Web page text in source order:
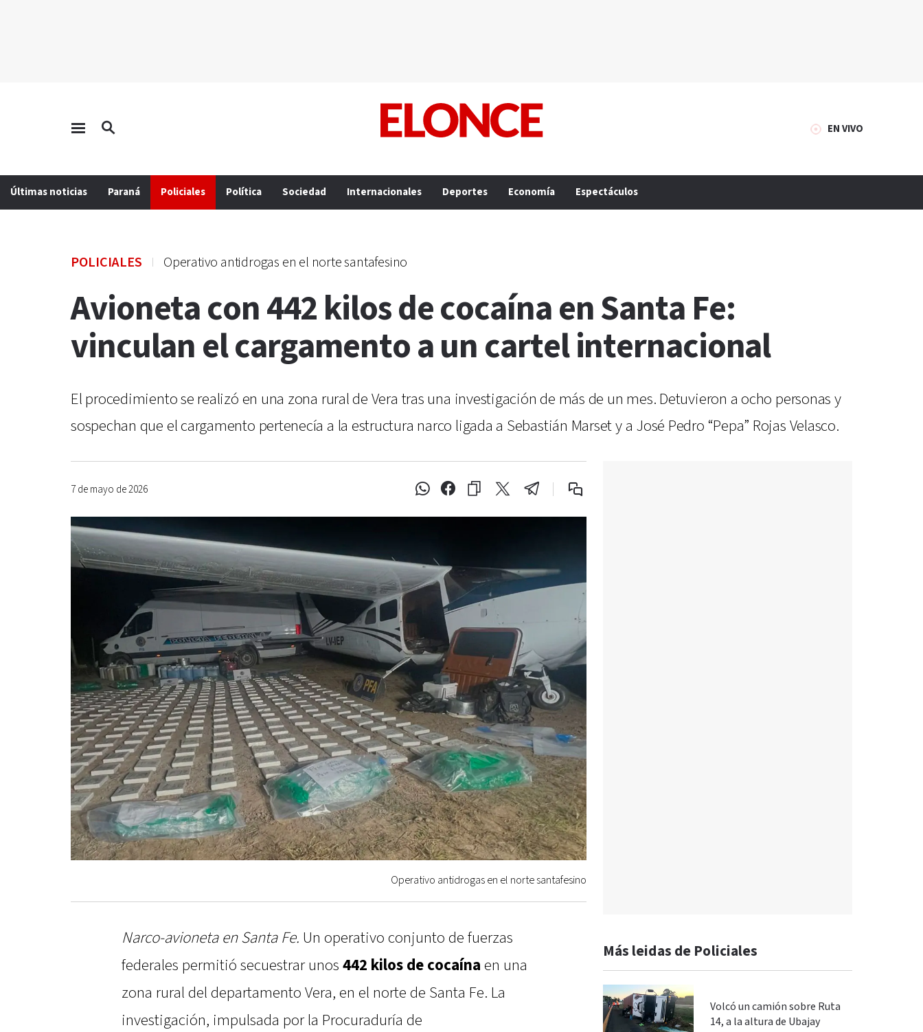
EN VIVO
Últimas noticias Paraná Policiales Política Sociedad Internacionales Deportes Economía Espectáculos
POLICIALES Operativo antidrogas en el norte santafesino
Avioneta con 442 kilos de cocaína en Santa Fe:
vinculan el cargamento a un cartel internacional
El procedimiento se realizó en una zona rural de Vera tras una investigación de más de un mes. Detuvieron a ocho personas y
sospechan que el cargamento pertenecía a la estructura narco ligada a Sebastián Marset y a José Pedro “Pepa” Rojas Velasco.
7 de mayo de 2026
Operativo antidrogas en el norte santafesino
Narco-avioneta en Santa Fe. Un operativo conjunto de fuerzas
federales permitió secuestrar unos 442 kilos de cocaína en una
zona rural del departamento Vera, en el norte de Santa Fe. La
investigación, impulsada por la Procuraduría de
Más leidas de Policiales
Volcó un camión sobre Ruta
14, a la altura de Ubajay